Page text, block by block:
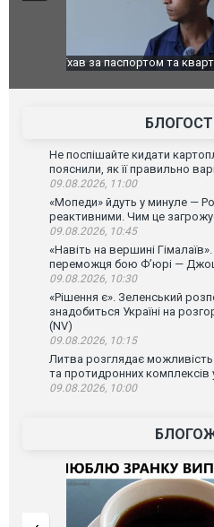
Одесу накрила потужна
Не поспішайте кидати
пояснили, як її правильно
09.08.2026, 11:00
«Мопеди» йдуть у минуле —
реактивними. Чим це
09.08.2026, 10:45
«Навіть на вершині
переможця бою Ф’юрі —
09.08.2026, 10:30
«Рішення є». Зеленський
знадобиться Україні на
(NV)
09.08.2026, 10:15
Литва розглядає можливість
та протидронних комплексів
09.08.2026, 10:00